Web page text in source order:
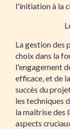
l'initiation à la
La gestion des
choix dans la
l'engagement
efficace, et de
succès du
les techniques
la maîtrise des
aspects